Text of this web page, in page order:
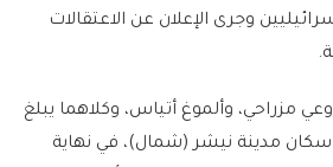
وجرى الإعلان عن الاعتقالات
مزراحي، وألموغ أتياس، وكلاهما يبلغ
ومن سكان مدينة نيشر (شمال)، في نهاية